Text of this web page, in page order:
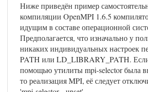
Ниже приведён пример
компиляции OpenMPI 1.6.5
идущим в составе операционной
Предполагается, что изначально у
никаких индивидуальных настроек
PATH или LD_LIBRARY_PATH.
помощью утилиты mpi-selector была
то реализация MPI, её следует